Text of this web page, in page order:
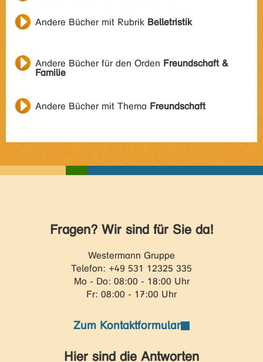
Andere Bücher mit Rubrik Belletristik
Andere Bücher für den Orden Freundschaft &
Familie
Andere Bücher mit Thema Freundschaft